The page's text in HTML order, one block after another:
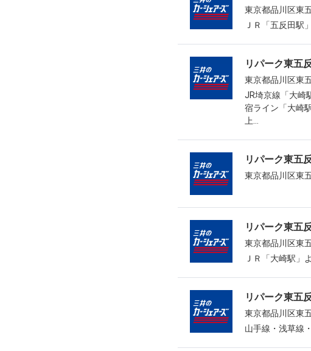
東京都品川区東
ＪＲ「五反田駅
リパーク東五
東京都品川区東
JR埼京線「大崎
宿ライン「大崎
上...
リパーク東五
東京都品川区東
リパーク東五
東京都品川区東
ＪＲ「大崎駅」
リパーク東五
東京都品川区東
山手線・浅草線